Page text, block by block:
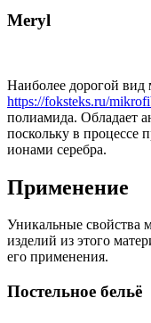
Meryl
Наиболее дорогой
https://foksteks.ru/
полиамида. Обладает
поскольку в процессе
ионами серебра.
Применение
Уникальные свойства
изделий из этого
его применения.
Постельное бельё